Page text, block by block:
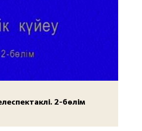
2-бөлім